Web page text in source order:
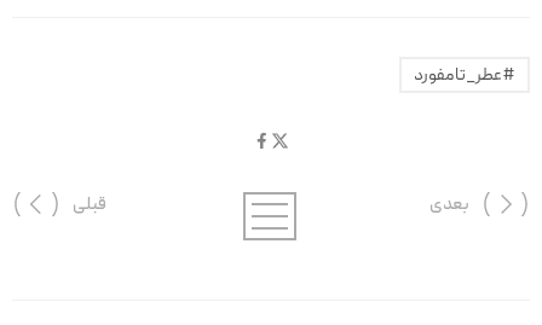
#عطر_تامفورد
قبلی بعدی